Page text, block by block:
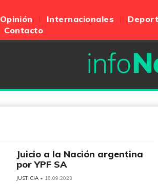
Opinión Internacionales
Contacto
Juicio a la Nación argentina
por YPF SA
JUSTICIA • 16.09.2023